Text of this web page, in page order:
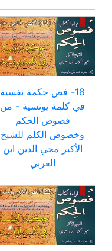
18- فص حكمة نفسية
في كلمة يونسية - من
فصوص الحكم
وخصوص الكلم للشيخ
الأكبر محي الدين ابن
العربي